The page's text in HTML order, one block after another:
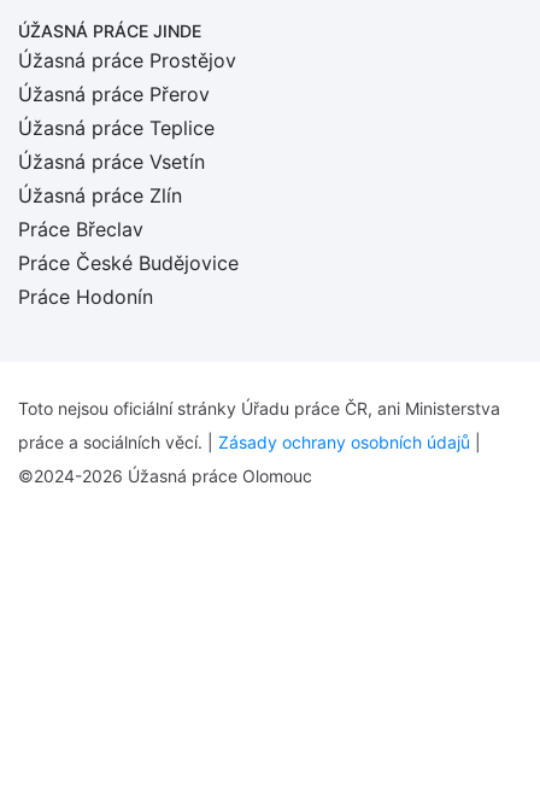
ÚŽASNÁ PRÁCE JINDE
Úžasná práce Prostějov
Úžasná práce Přerov
Úžasná práce Teplice
Úžasná práce Vsetín
Úžasná práce Zlín
Práce Břeclav
Práce České Budějovice
Práce Hodonín
Toto nejsou oficiální stránky Úřadu práce ČR, ani Ministerstva
práce a sociálních věcí. | Zásady ochrany osobních údajů
©2024-2026 Úžasná práce Olomouc